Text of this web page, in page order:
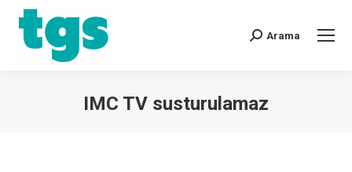
Arama
IMC TV susturulamaz